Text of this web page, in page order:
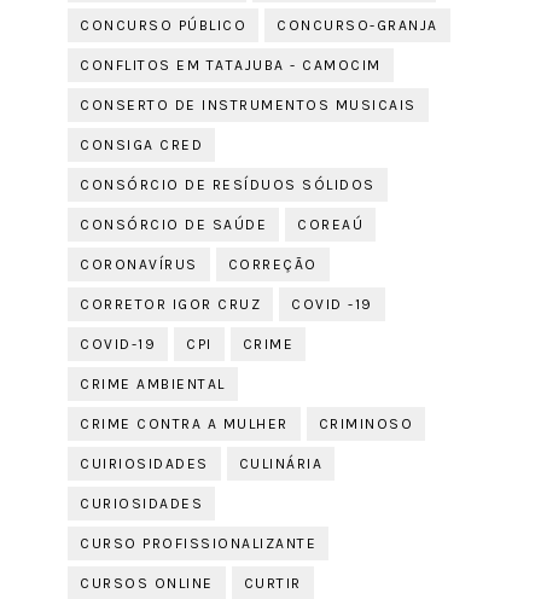
CONCURSO PÚBLICO CONCURSO-GRANJA
CONFLITOS EM TATAJUBA - CAMOCIM
CONSERTO DE INSTRUMENTOS MUSICAIS
CONSIGA CRED
CONSÓRCIO DE RESÍDUOS SÓLIDOS
CONSÓRCIO DE SAÚDE COREAÚ
CORONAVÍRUS CORREÇÃO
CORRETOR IGOR CRUZ COVID -19
COVID-19 CPI CRIME
CRIME AMBIENTAL
CRIME CONTRA A MULHER CRIMINOSO
CUIRIOSIDADES CULINÁRIA
CURIOSIDADES
CURSO PROFISSIONALIZANTE
CURSOS ONLINE CURTIR